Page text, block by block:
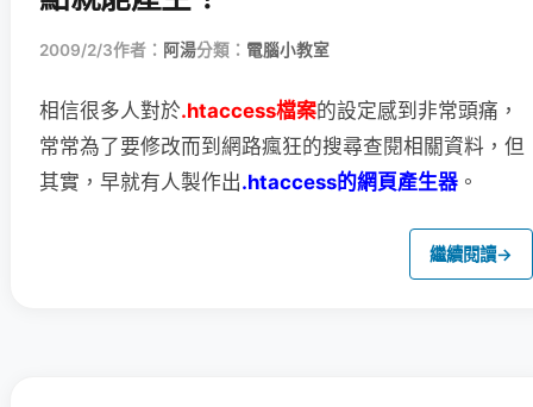
2009/2/3作者： 阿湯分類： 電腦小教室
相信很多人對於.htaccess檔案的設定感到非常頭痛，
常常為了要修改而到網路瘋狂的搜尋查閱相關資料，但
其實，早就有人製作出.htaccess的網頁產生器 。
繼續閱讀→